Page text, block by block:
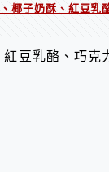
椰子奶酥、紅豆乳
豆乳酪、巧克